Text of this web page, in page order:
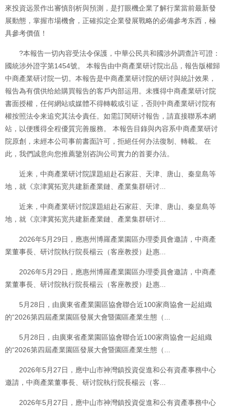
來投資远景作出審慎剖析與預測，是打眼機企業了解行業當前最新發
展動態，掌握市場機會，正確拟定企業發展戰略的必備參考东西，極
具參考價值！
?本報告一切內容受法令保護，中華公民共和國涉外調查許可證：
國統涉外證字第1454號。 本報告由中商產業研讨院出品，報告版權歸
中商產業研讨院一切。本報告是中商產業研讨院的研讨與統計效果，
報告為有償供给給購買報告的客戶內部运用。未獲得中商產業研讨院
書面授權，任何網站或媒體不得轉載或引证，否則中商產業研讨院有
權按照法令来追究其法令責任。如需訂閱研讨報告，請直接聯系本網
站，以便獲得全程優質完善服務。 本報告目錄與內容系中商產業研讨
院原創，未經本公司事前書面許可，拒絕任何办法復制、轉載。 在
此，我們誠意向您推薦鑒別咨詢公司實力的首要办法。
近来，中商產業研讨院課題組赴石家莊、天津、唐山、秦皇島等
地，就《京津冀拓宽共建新產業鏈、產業集群研讨...
近来，中商產業研讨院課題組赴石家莊、天津、唐山、秦皇島等
地，就《京津冀拓宽共建新產業鏈、產業集群研讨...
2026年5月29日，應惠州博羅產業園區办理委員會邀請，中商產
業董事長、研讨院執行院長楊云（客座教授）赴惠...
2026年5月29日，應惠州博羅產業園區办理委員會邀請，中商產
業董事長、研讨院執行院長楊云（客座教授）赴惠...
5月28日，由廣東省產業園區協會聯合近100家商協會一起組織
的“2026第四屆產業園區發展大會暨園區產業生態（...
5月28日，由廣東省產業園區協會聯合近100家商協會一起組織
的“2026第四屆產業園區發展大會暨園區產業生態（...
2026年5月27日，應中山市神灣鎮投資促進和公有資產事務中心
邀請，中商產業董事長、研讨院執行院長楊云（客...
2026年5月27日，應中山市神灣鎮投資促進和公有資產事務中心